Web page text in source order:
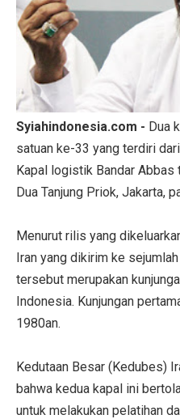
Syiahindonesia.com - Dua
satuan ke-33 yang terdiri
Kapal logistik Bandar Abbas
Dua Tanjung Priok, Jakarta,
Menurut rilis yang
Iran yang dikirim ke
tersebut merupakan
Indonesia. Kunjungan
1980an.
Kedutaan Besar (Kedubes)
bahwa kedua kapal ini
untuk melakukan pelatihan